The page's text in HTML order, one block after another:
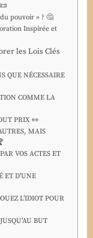
pouvoir » ? 🤔
Inspirée et
les Lois Clés
QUE NÉCESSAIRE
COMME LA
PRIX 👀
MAIS
VOS ACTES ET
ET D’UNE
L’IDIOT POUR
BUT